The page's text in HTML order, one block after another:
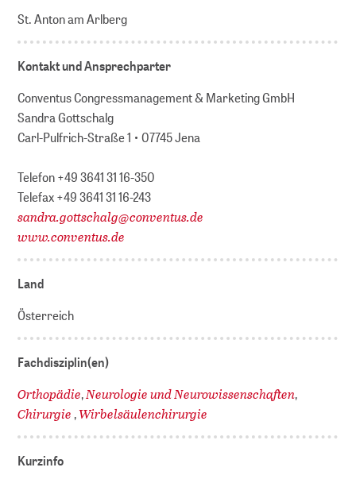
St. Anton am Arlberg
Kontakt und Ansprechparter
Conventus Congressmanagement & Marketing GmbH
Sandra Gottschalg
Carl-Pulfrich-Straße 1 • 07745 Jena
Telefon +49 3641 31 16-350
Telefax +49 3641 31 16-243
sandra.gottschalg@conventus.de
www.conventus.de
Land
Österreich
Fachdisziplin(en)
Orthopädie,Neurologie und Neurowissenschaften,
Chirurgie ,Wirbelsäulenchirurgie
Kurzinfo